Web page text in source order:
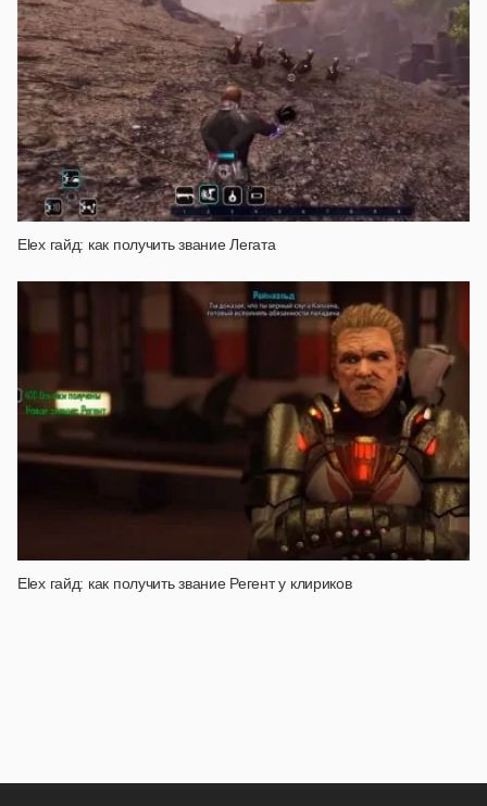
Elex гайд: как получить звание Легата
Elex гайд: как получить звание Регент у клириков